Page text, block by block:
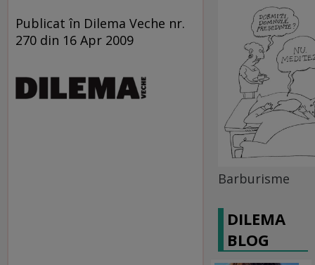
Publicat în Dilema Veche nr.
270 din 16 Apr 2009
Barburisme
DILEMA
BLOG